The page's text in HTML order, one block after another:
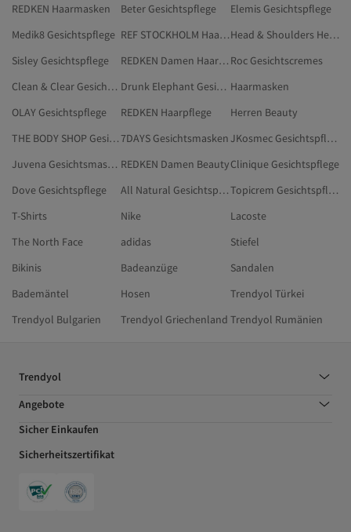
REDKEN Haarmasken
Beter Gesichtspflege
Elemis Gesichtspflege
Medik8 Gesichtspflege
REF STOCKHOLM Haarpflege
Head & Shoulders Herren Beauty
Sisley Gesichtspflege
REDKEN Damen Haarpflege Roc Gesichtscremes
Clean & Clear Gesichtspflege
Drunk Elephant Gesichtsmasken Haarmasken
OLAY Gesichtspflege
REDKEN Haarpflege
Herren Beauty
THE BODY SHOP Gesichtsmasken7DAYS Gesichtsmasken
JKosmec Gesichtspflege
Juvena Gesichtsmasken REDKEN Damen BeautyClinique Gesichtspflege
Dove Gesichtspflege
All Natural Gesichtspflege
Topicrem Gesichtspflege
T-Shirts
Nike
Lacoste
The North Face
adidas
Stiefel
Bikinis
Badeanzüge
Sandalen
Bademäntel
Hosen
Trendyol Türkei
Trendyol Bulgarien
Trendyol Griechenland Trendyol Rumänien
Trendyol
Angebote
Sicher Einkaufen
Sicherheitszertifikat